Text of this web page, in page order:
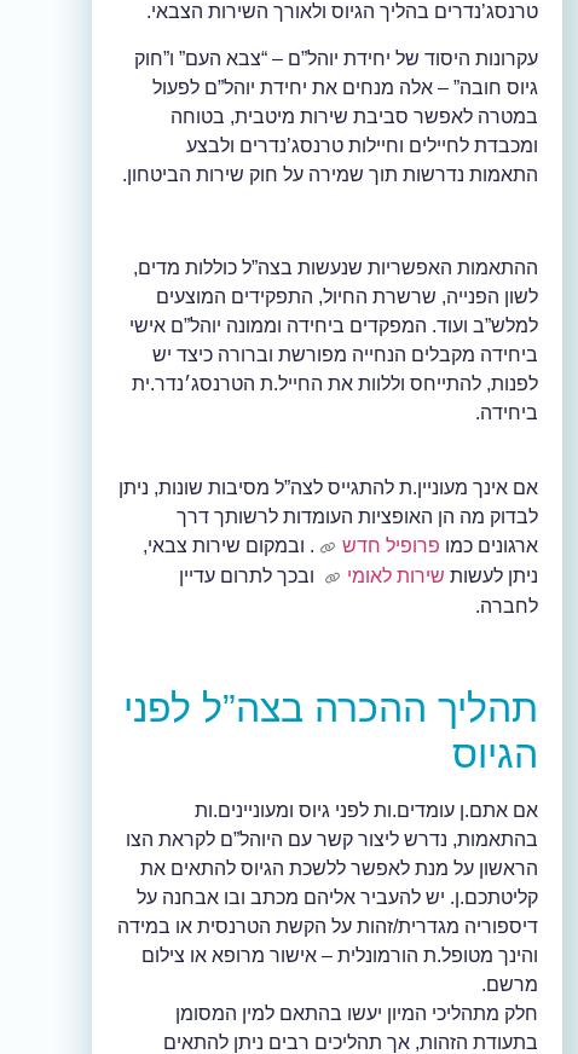
טרנסג’נדרים בהליך הגיוס ולאורך השירות הצבאי.
עקרונות היסוד של יחידת יוהל”ם – “צבא העם” ו”חוק
גיוס חובה” – אלה מנחים את יחידת יוהל”ם לפעול
במטרה לאפשר סביבת שירות מיטבית, בטוחה
ומכבדת לחיילים וחיילות טרנסג’נדרים ולבצע
התאמות נדרשות תוך שמירה על חוק שירות הביטחון.
ההתאמות האפשריות שנעשות בצה”ל כוללות מדים,
לשון הפנייה, שרשרת החיול, התפקידים המוצעים
למלש”ב ועוד. המפקדים ביחידה וממונה יוהל”ם אישי
ביחידה מקבלים הנחייה מפורשת וברורה כיצד יש
לפנות, להתייחס וללוות את החייל.ת הטרנסג׳נדר.ית
ביחידה.
אם אינך מעוניין.ת להתגייס לצה”ל מסיבות שונות, ניתן
לבדוק מה הן האופציות העומדות לרשותך דרך
ארגונים כמו פרופיל חדש
. ובמקום שירות צבאי,
ניתן לעשות שירות לאומי
ובכך לתרום עדיין
לחברה.
תהליך ההכרה בצה”ל לפני
הגיוס
אם אתם.ן עומדים.ות לפני גיוס ומעוניינים.ות
בהתאמות, נדרש ליצור קשר עם היוהל”ם לקראת הצו
הראשון על מנת לאפשר ללשכת הגיוס להתאים את
קליטתכם.ן. יש להעביר אליהם מכתב ובו אבחנה על
דיספוריה מגדרית/זהות על הקשת הטרנסית או במידה
והינך מטופל.ת הורמונלית – אישור מרופא או צילום
מרשם.
חלק מתהליכי המיון יעשו בהתאם למין המסומן
בתעודת הזהות, אך תהליכים רבים ניתן להתאים